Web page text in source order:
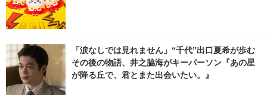
「涙なしでは見れません」“千代”出口夏希が歩む
その後の物語、井之脇海がキーパーソン『あの星
が降る丘で、君とまた出会いたい。』